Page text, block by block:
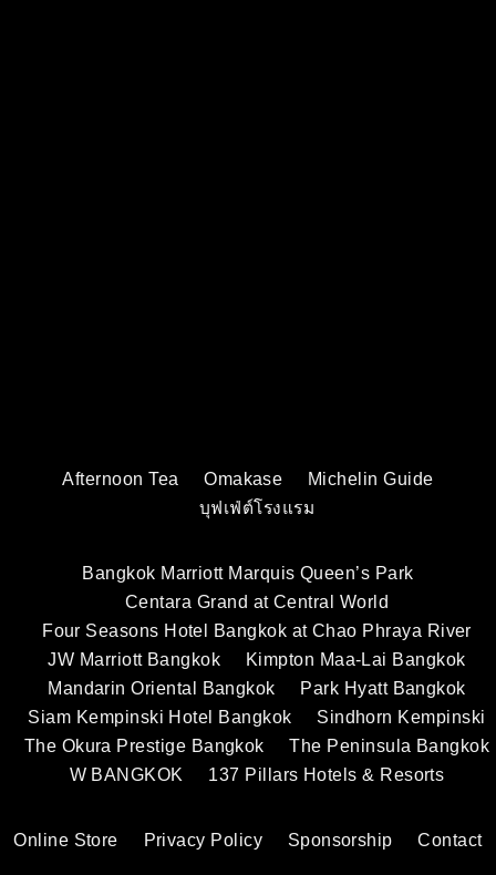
Afternoon Tea Omakase
Michelin Guide
บุฟเฟ่ต์โรงแรม
Bangkok Marriott Marquis Queen’s Park
Centara Grand at Central World
Four Seasons Hotel Bangkok at Chao Phraya River
JW Marriott Bangkok
Kimpton Maa-Lai Bangkok
Mandarin Oriental Bangkok
Park Hyatt Bangkok
Siam Kempinski Hotel Bangkok
Sindhorn Kempinski
The Okura Prestige Bangkok
The Peninsula Bangkok
W BANGKOK
137 Pillars Hotels & Resorts
Online Store Privacy Policy Sponsorship Contact